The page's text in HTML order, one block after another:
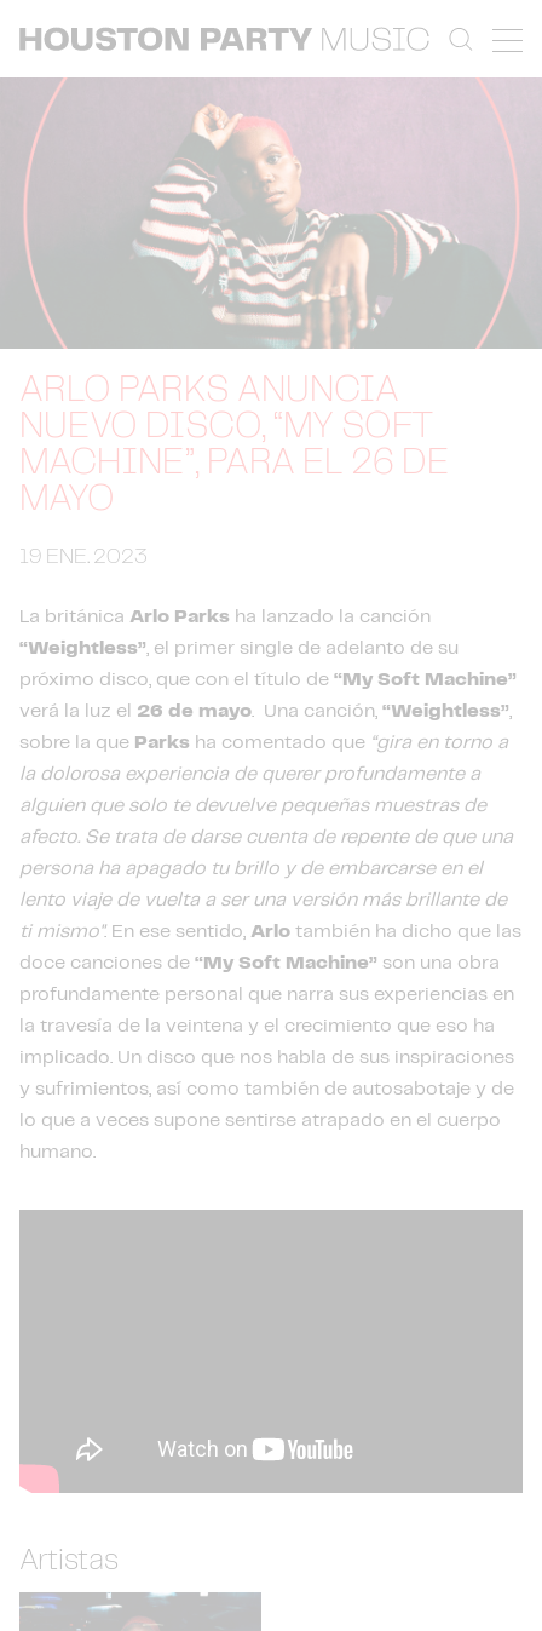
ARLO PARKS ANUNCIA
NUEVO DISCO, “MY SOFT
MACHINE”, PARA EL 26 DE
MAYO
19 ENE. 2023
La británica Arlo Parks ha lanzado la canción
“Weightless”, el primer single de adelanto de su
próximo disco, que con el título de “My Soft Machine”
verá la luz el 26 de mayo. Una canción, “Weightless”,
sobre la que Parks ha comentado que “gira en torno a
la dolorosa experiencia de querer profundamente a
alguien que solo te devuelve pequeñas muestras de
afecto. Se trata de darse cuenta de repente de que una
persona ha apagado tu brillo y de embarcarse en el
lento viaje de vuelta a ser una versión más brillante de
ti mismo". En ese sentido, Arlo también ha dicho que las
doce canciones de “My Soft Machine” son una obra
profundamente personal que narra sus experiencias en
la travesía de la veintena y el crecimiento que eso ha
implicado. Un disco que nos habla de sus inspiraciones
y sufrimientos, así como también de autosabotaje y de
lo que a veces supone sentirse atrapado en el cuerpo
humano.
Artistas